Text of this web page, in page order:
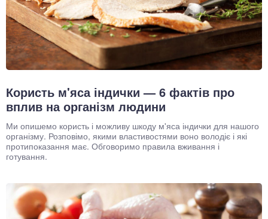
Користь м'яса індички — 6 фактів про
вплив на організм людини
Ми опишемо користь і можливу шкоду м'яса індички для нашого
організму. Розповімо, якими властивостями воно володіє і які
протипоказання має. Обговоримо правила вживання і
готування.